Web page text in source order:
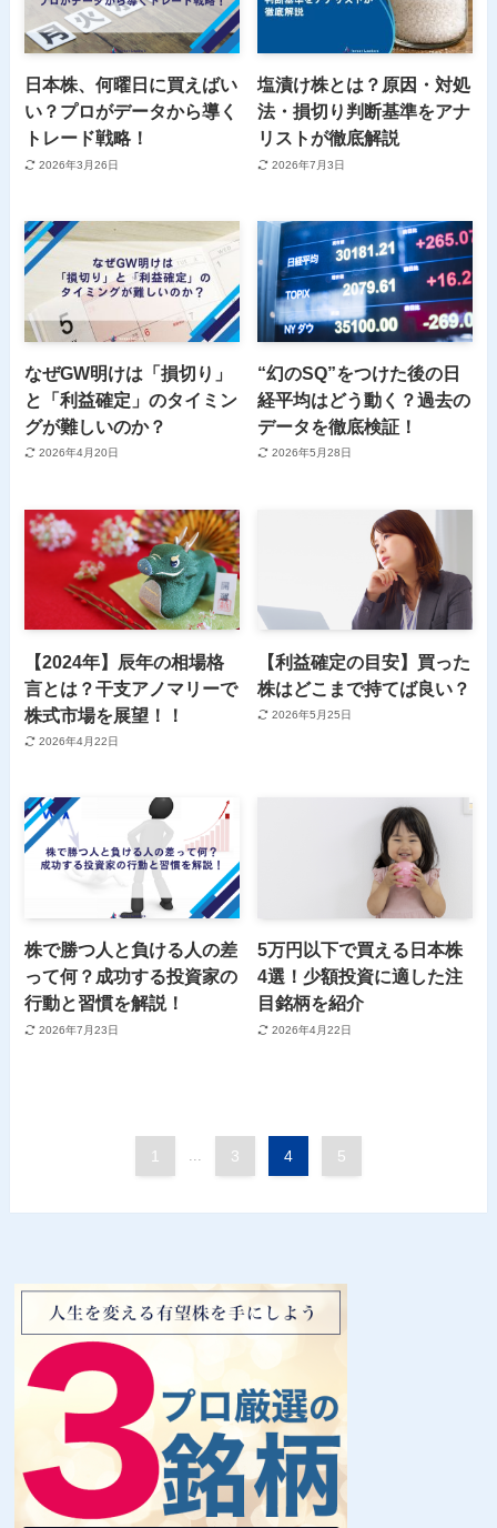
日本株、何曜日に買えばい
い？プロがデータから導く
トレード戦略！
2026年3月26日
塩漬け株とは？原因・対処
法・損切り判断基準をアナ
リストが徹底解説
2026年7月3日
なぜGW明けは「損切り」
と「利益確定」のタイミン
グが難しいのか？
2026年4月20日
“幻のSQ”をつけた後の日
経平均はどう動く？過去の
データを徹底検証！
2026年5月28日
【2024年】辰年の相場格
言とは？干支アノマリーで
株式市場を展望！！
2026年4月22日
【利益確定の目安】買った
株はどこまで持てば良い？
2026年5月25日
株で勝つ人と負ける人の差
って何？成功する投資家の
行動と習慣を解説！
2026年7月23日
5万円以下で買える日本株
4選！少額投資に適した注
目銘柄を紹介
2026年4月22日
1 ... 3 4 5